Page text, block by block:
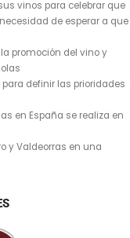
vinos para celebrar que
de esperar a que
promoción del vino y
para definir las prioridades
en España se realiza en
y Valdeorras en una